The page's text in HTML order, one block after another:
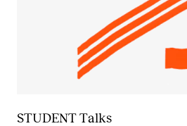
Om Norges musikkhøgskole
Finn ansatte
STUDENT Talks